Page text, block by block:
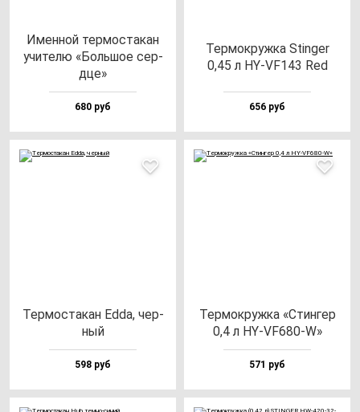
Имен­ной тер­мос­та­кан
учи­те­лю «Боль­шое сер­
дце»
680 руб
Тер­мок­руж­ка Stin­ger
0,45 л HY-VF143 Red
656 руб
Тер­мос­та­кан Edda, чер­
ный
598 руб
Тер­мок­руж­ка «Стин­гер
0,4 л HY-VF680-W»
571 руб